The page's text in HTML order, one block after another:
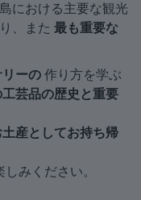
における主要な観光
、また 最も重要な
ーの 作り方を学ぶ
工芸品の歴史と重要
土産としてお持ち帰
しみください。